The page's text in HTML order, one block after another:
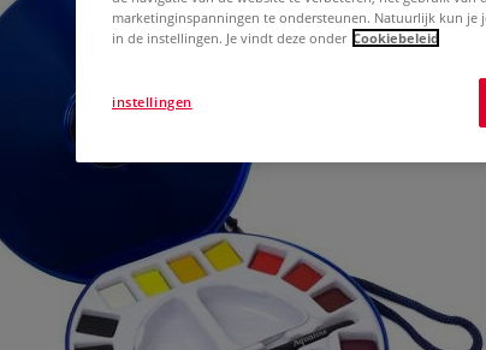
marketinginspanningen te ondersteunen. Natuurlijk kun
in de instellingen. Je vindt deze onder Cookiebeleid
instellingen